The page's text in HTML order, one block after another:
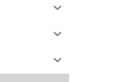
10. marca 2023